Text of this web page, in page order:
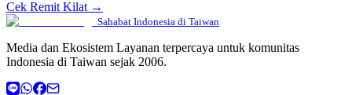
Cek Remit Kilat →
Sahabat Indonesia di Taiwan
Media dan Ekosistem Layanan terpercaya untuk komunitas
Indonesia di Taiwan sejak 2006.